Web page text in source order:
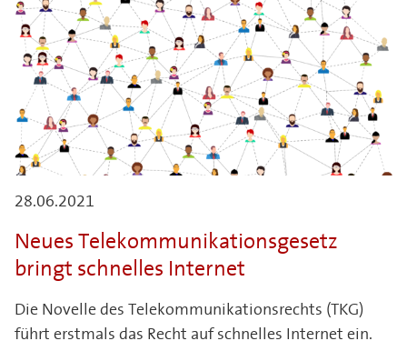
28.06.2021
Neues Telekommunikationsgesetz
bringt schnelles Internet
Die Novelle des Telekommunikationsrechts (TKG)
führt erstmals das Recht auf schnelles Internet ein.